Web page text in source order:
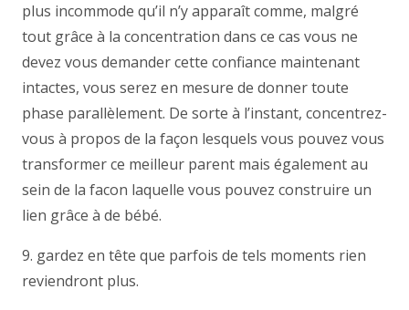
plus incommode qu’il n’y apparaît comme, malgré
tout grâce à la concentration dans ce cas vous ne
devez vous demander cette confiance maintenant
intactes, vous serez en mesure de donner toute
phase parallèlement. De sorte à l’instant, concentrez-
vous à propos de la façon lesquels vous pouvez vous
transformer ce meilleur parent mais également au
sein de la facon laquelle vous pouvez construire un
lien grâce à de bébé.
9. gardez en tête que parfois de tels moments rien
reviendront plus.